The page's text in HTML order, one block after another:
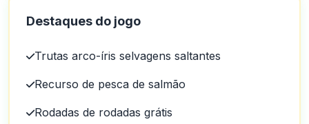
Destaques do jogo
Trutas arco-íris selvagens saltantes
Recurso de pesca de salmão
Rodadas de rodadas grátis